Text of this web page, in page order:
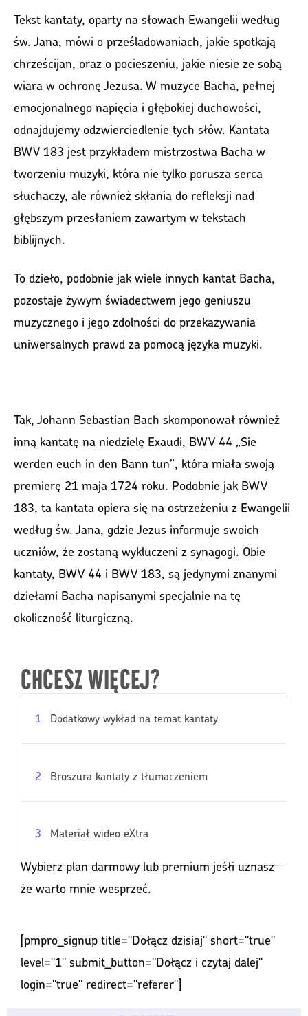
Tekst kantaty, oparty na słowach Ewangelii według
św. Jana, mówi o prześladowaniach, jakie spotkają
chrześcijan, oraz o pocieszeniu, jakie niesie ze sobą
wiara w ochronę Jezusa. W muzyce Bacha, pełnej
emocjonalnego napięcia i głębokiej duchowości,
odnajdujemy odzwierciedlenie tych słów. Kantata
BWV 183 jest przykładem mistrzostwa Bacha w
tworzeniu muzyki, która nie tylko porusza serca
słuchaczy, ale również skłania do refleksji nad
głębszym przesłaniem zawartym w tekstach
biblijnych.
To dzieło, podobnie jak wiele innych kantat Bacha,
pozostaje żywym świadectwem jego geniuszu
muzycznego i jego zdolności do przekazywania
uniwersalnych prawd za pomocą języka muzyki.
Tak, Johann Sebastian Bach skomponował również
inną kantatę na niedzielę Exaudi, BWV 44 „Sie
werden euch in den Bann tun”, która miała swoją
premierę 21 maja 1724 roku. Podobnie jak BWV
183, ta kantata opiera się na ostrzeżeniu z Ewangelii
według św. Jana, gdzie Jezus informuje swoich
uczniów, że zostaną wykluczeni z synagogi. Obie
kantaty, BWV 44 i BWV 183, są jedynymi znanymi
dziełami Bacha napisanymi specjalnie na tę
okoliczność liturgiczną.
CHCESZ WIĘCEJ?
1 Dodatkowy wykład na temat kantaty
2 Broszura kantaty z tłumaczeniem
3 Materiał wideo eXtra
Wybierz plan darmowy lub premium jeśłi uznasz
że warto mnie wesprzeć.
[pmpro_signup title="Dołącz dzisiaj" short="true"
level="1" submit_button="Dołącz i czytaj dalej"
login="true" redirect="referer"]